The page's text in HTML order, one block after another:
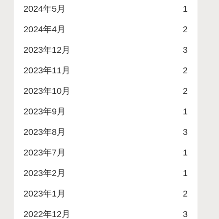
2024年5月 1
2024年4月 2
2023年12月 3
2023年11月 2
2023年10月 2
2023年9月 1
2023年8月 3
2023年7月 1
2023年2月 1
2023年1月 2
2022年12月 3